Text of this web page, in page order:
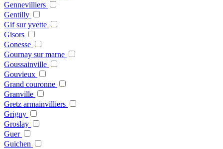
Gennevilliers
Gentilly
Gif sur yvette
Gisors
Gonesse
Gournay sur marne
Goussainville
Gouvieux
Grand couronne
Granville
Gretz armainvilliers
Grigny
Groslay
Guer
Guichen